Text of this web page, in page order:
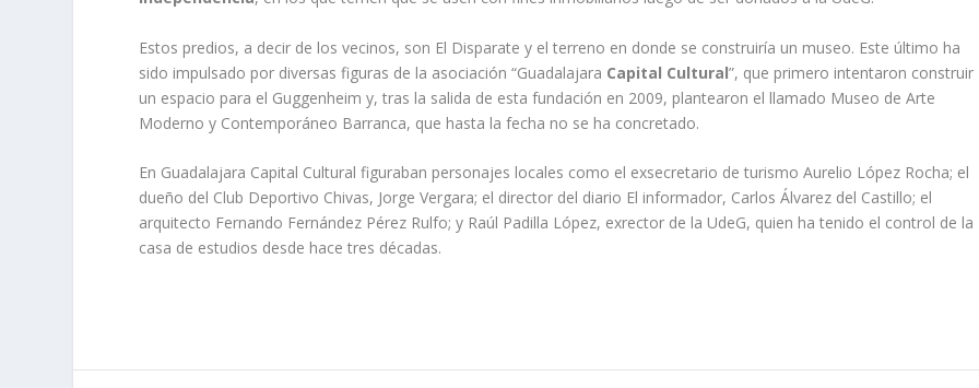
Estos predios, a decir de los vecinos, son El Disparate y el terreno en donde se construiría un museo. Este último ha
sido impulsado por diversas figuras de la asociación “Guadalajara Capital Cultural”, que primero intentaron construir
un espacio para el Guggenheim y, tras la salida de esta fundación en 2009, plantearon el llamado Museo de Arte
Moderno y Contemporáneo Barranca, que hasta la fecha no se ha concretado.
En Guadalajara Capital Cultural figuraban personajes locales como el exsecretario de turismo Aurelio López Rocha; el
dueño del Club Deportivo Chivas, Jorge Vergara; el director del diario El informador, Carlos Álvarez del Castillo; el
arquitecto Fernando Fernández Pérez Rulfo; y Raúl Padilla López, exrector de la UdeG, quien ha tenido el control de la
casa de estudios desde hace tres décadas.